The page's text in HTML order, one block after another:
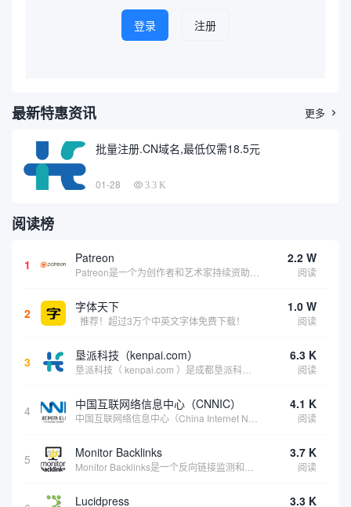
登录 注册
最新特惠资讯 更多 
批量注册.CN域名,最低仅需18.5元
01-28 3.3 K
阅读榜
1 Patreon 2.2 W
阅读
2 字体天下
推荐！超过3万个中英文字体免费下载！
1.0 W
阅读
3 垦派科技（kenpai.com） 6.3 K
阅读
4 中国互联网络信息中心（CNNIC） 4.1 K
阅读
5 Monitor Backlinks 3.7 K
阅读
Lucidpress 3.3 K